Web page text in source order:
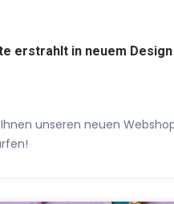
erstrahlt in neuem Design
unseren neuen